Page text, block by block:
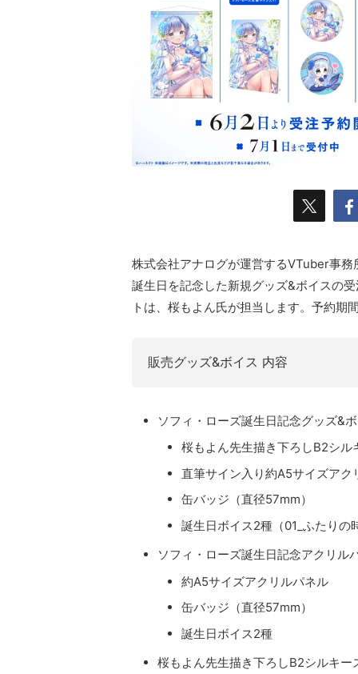
株式会社アナログが運営するVTuber事
誕生日を記念した新規グッズ&ボイスの
トは、桜もよん氏が担当します。予約
販売グッズ&ボイス 内容
ソフィ・ローズ誕生日記念グッズ&
桜もよん先生描き下ろしB2シ
直筆サイン入り約A5サイズアク
缶バッジ（直径57mm）
誕生日ボイス2種（01_ふたり
ソフィ・ローズ誕生日記念アクリル
約A5サイズアクリルパネル
缶バッジ（直径57mm）
誕生日ボイス2種
桜もよん先生描き下ろしB2シルキ